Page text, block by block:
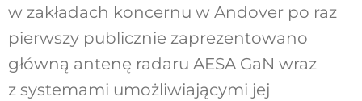
w zakładach koncernu w Andover po raz
pierwszy publicznie zaprezentowano
główną antenę radaru AESA GaN wraz
z systemami umożliwiającymi jej